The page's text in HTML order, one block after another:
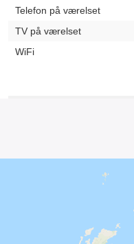
Telefon på værelset
TV på værelset
WiFi